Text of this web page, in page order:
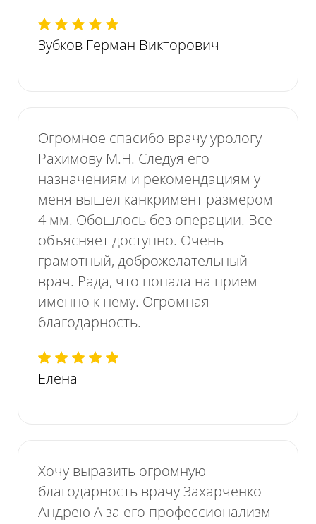
Зубков Герман Викторович
Огромное спасибо врачу урологу
Рахимову М.Н. Следуя его
назначениям и рекомендациям у
меня вышел канкримент размером
4 мм. Обошлось без операции. Все
объясняет доступно. Очень
грамотный, доброжелательный
врач. Рада, что попала на прием
именно к нему. Огромная
благодарность.
Елена
Хочу выразить огромную
благодарность врачу Захарченко
Андрею А за его профессионализм